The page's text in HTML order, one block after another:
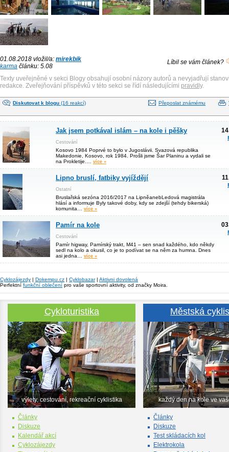
01.08.2018 vložil/a: mirekbik
karma článku: 5.08
Líbil se vám článek?
Texty uveřejněné v sekci Blogy obsahují osobní názory autorů a nevyjadřují
redakce. Zveřejňování příspěvků v této sekci se řídí následujícími pravidly.
Diskutovat k blogu (16 reakcí) Přeposlat známému
Jak jsem potkával islám – na kole i pěšky
Cestování
Kosovo 1984 Poprvé to bylo v Jugoslávii. Svazová republika
Makedonie, Kosovo, rok 1984. Prošli jsme Šar Planinu a vydali se
na Prokletije.… více »
Lipno bruslí, fatbiky vyjíždějí
Ostatní
Bruslařská sezóna 2016/2017 na LipněanebLedová magistrála
hlásí a informuje Byly takové doby, kdy se zdejší (tehdy bikerská)
komunita… více »
Pamír na kole
Cestování
Pamír higway, Pamírský trakt, M41 – sen snad každého, kdo někdy
sedl na kolo a okusil, co je to podívat se na něm za humna. Dnes
asi jedna… více »
Cyklozájezdy | Dokempu.cz | Cyklobazar| Aktivni dovolená
Perfektní funkční oblečení pro vaše sportovní aktivity, od značky Moira.
Cykloturistika
výlety, cestování, rekreační cyklistika
Články
Diskuze
Kalendář akcí
Cyklozájezdy
Městská
každý den na kole ve
Články
Diskuze
Test skládacích kol
Elektrokola